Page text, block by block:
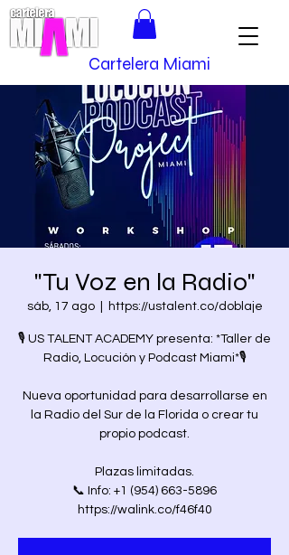
Cartelera Miami
"Tu Voz en la Radio"
sáb, 17 ago
  |
https://ustalent.co/doblaje
🎙️ US TALENT ACADEMY presenta: *Taller de
Radio, Locución y Podcast Miami*🎙️
Nueva oportunidad para desarrollarse en
la Radio del Sur de la Florida o crear tu
propio podcast.
Plazas limitadas.
📞 Info: +1 (954) 663-5896
https://walink.co/f46f40